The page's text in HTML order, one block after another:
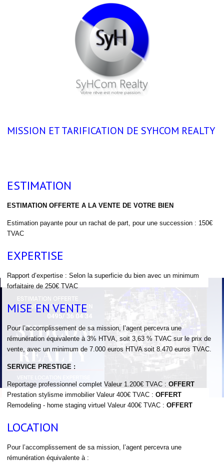
MISSION ET TARIFICATION DE SYHCOM REALTY
ESTIMATION
ESTIMATION OFFERTE A LA VENTE DE VOTRE BIEN
Estimation payante pour un rachat de part, pour une succession : 150€
TVAC
EXPERTISE
Rapport d’expertise : Selon la superficie du bien avec un minimum
forfaitaire de 250€ TVAC
MISE EN VENTE
Pour l’accomplissement de sa mission, l’agent percevra une
rémunération équivalente à 3% HTVA, soit 3,63 % TVAC sur le prix de
vente, avec un minimum de 7.000 euros HTVA soit 8.470 euros TVAC.
SERVICE PRESTIGE :
Reportage professionnel complet Valeur 1.200€ TVAC :OFFERT
Prestation stylisme immobilier Valeur 400€ TVAC :OFFERT
Remodeling - home staging virtuel Valeur 400€ TVAC :OFFERT
LOCATION
Pour l’accomplissement de sa mission, l’agent percevra une
rémunération équivalente à :